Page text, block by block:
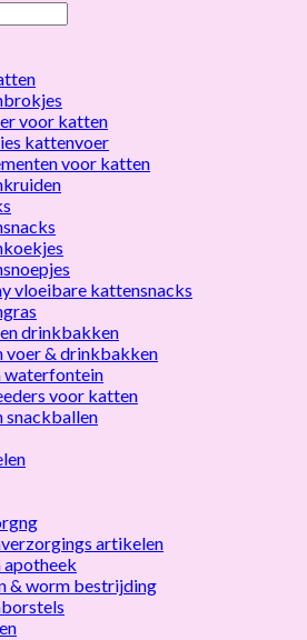
voor katten
kattenvoer
voor katten
vloeibare kattensnacks
drinkbakken
voer & drinkbakken
waterfontein
voor katten
snackballen
artikelen
& worm bestrijding